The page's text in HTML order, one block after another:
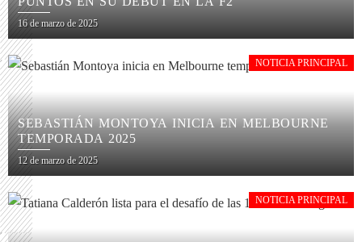
16 de marzo de 2025
NOTICIA PRINCIPAL
SEBASTIÁN MONTOYA INICIA EN MELBOURNE
TEMPORADA 2025
12 de marzo de 2025
NOTICIA PRINCIPAL